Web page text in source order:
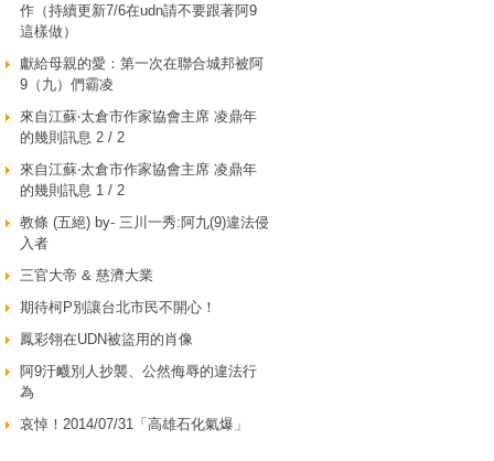
作（持續更新7/6在udn請不要跟著阿9
這樣做）
獻給母親的愛：第一次在聯合城邦被阿
9（九）們霸凌
來自江蘇‧太倉市作家協會主席 凌鼎年
的幾則訊息 2 / 2
來自江蘇‧太倉市作家協會主席 凌鼎年
的幾則訊息 1 / 2
教條 (五絕) by- 三川一秀:阿九(9)違法侵
入者
三官大帝 & 慈濟大業
期待柯P別讓台北市民不開心！
鳳彩翎在UDN被盜用的肖像
阿9汙衊別人抄襲、公然侮辱的違法行
為
哀悼！2014/07/31「高雄石化氣爆」